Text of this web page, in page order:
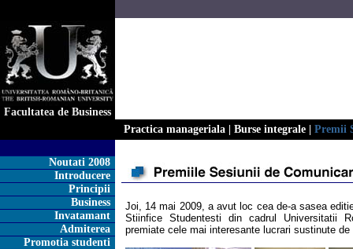
Facultatea de Business
Practica manageriala
Burse integrale Premii
Noutati 2008
Introducere
Principii
Business
Invatamant
Admiterea
Promotia studenti
Joi, 14 mai 2009, a avut loc cea de-a sasea
Stiinfice Studentesti din cadrul Universitatii
premiate cele mai interesante lucrari sustinute